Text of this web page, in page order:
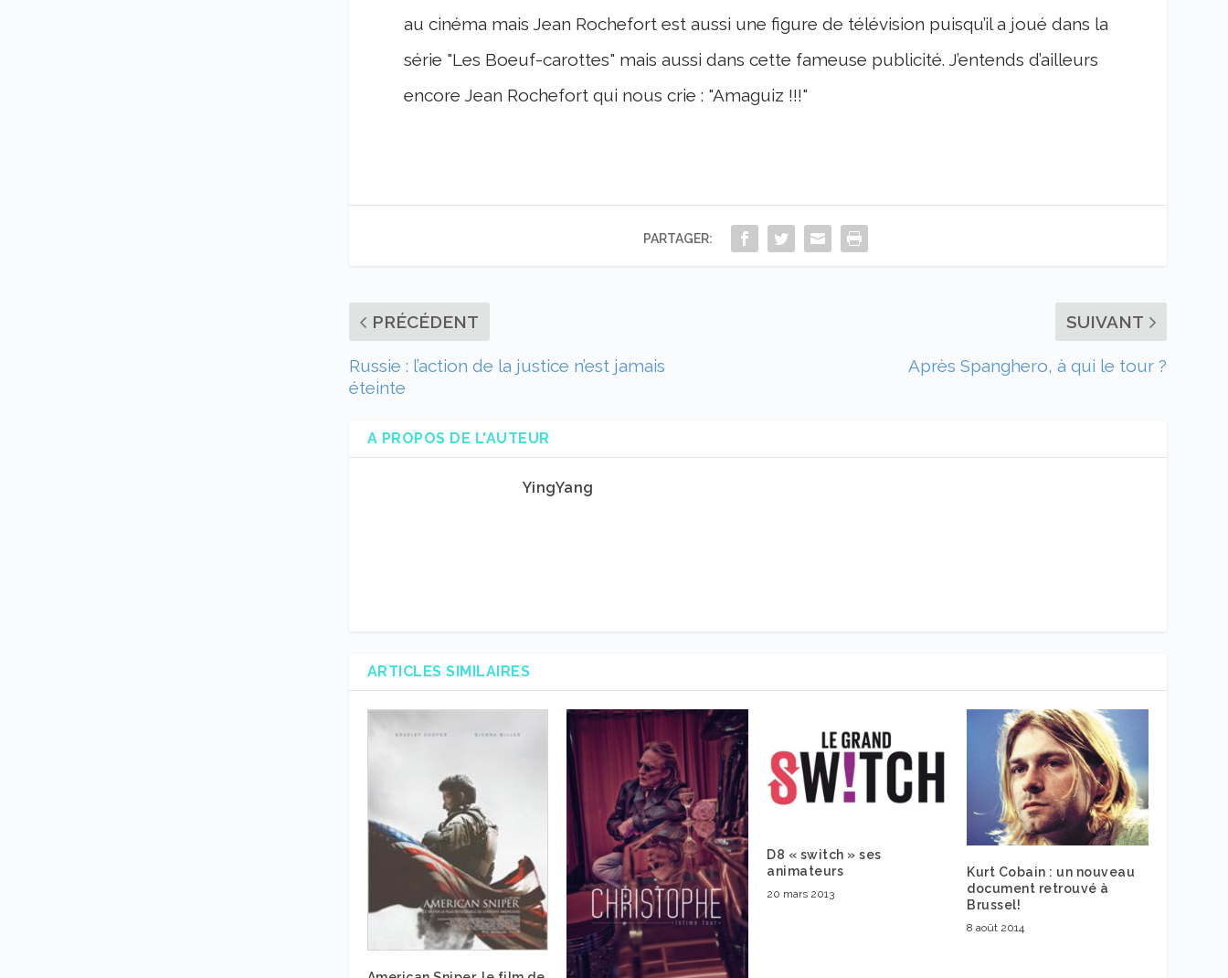
au cinéma mais Jean Rochefort est aussi une figure de télévision puisqu’il a joué dans la
série "Les Boeuf-carottes" mais aussi dans cette fameuse publicité. J’entends d’ailleurs
encore Jean Rochefort qui nous crie : "Amaguiz !!!"
PARTAGER:
PRÉCÉDENT
Russie : l’action de la justice n’est jamais
éteinte
SUIVANT
Après Spanghero, à qui le tour ?
A PROPOS DE L'AUTEUR
YingYang
ARTICLES SIMILAIRES
D8 « switch » ses
animateurs
20 mars 2013
Kurt Cobain : un nouveau
document retrouvé à
Brussel!
8 août 2014